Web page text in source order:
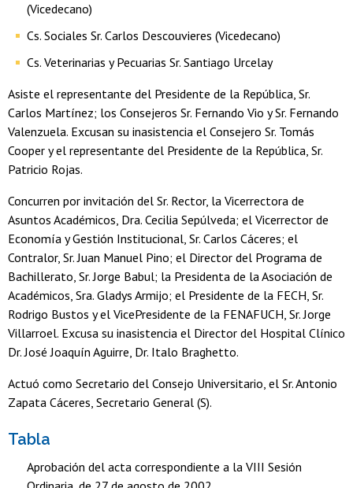
(Vicedecano)
Cs. Sociales Sr. Carlos Descouvieres (Vicedecano)
Cs. Veterinarias y Pecuarias Sr. Santiago Urcelay
Asiste el representante del Presidente de la República, Sr.
Carlos Martínez; los Consejeros Sr. Fernando Vio y Sr. Fernando
Valenzuela. Excusan su inasistencia el Consejero Sr. Tomás
Cooper y el representante del Presidente de la República, Sr.
Patricio Rojas.
Concurren por invitación del Sr. Rector, la Vicerrectora de
Asuntos Académicos, Dra. Cecilia Sepúlveda; el Vicerrector de
Economía y Gestión Institucional, Sr. Carlos Cáceres; el
Contralor, Sr. Juan Manuel Pino; el Director del Programa de
Bachillerato, Sr. Jorge Babul; la Presidenta de la Asociación de
Académicos, Sra. Gladys Armijo; el Presidente de la FECH, Sr.
Rodrigo Bustos y el VicePresidente de la FENAFUCH, Sr. Jorge
Villarroel. Excusa su inasistencia el Director del Hospital Clínico
Dr. José Joaquín Aguirre, Dr. Italo Braghetto.
Actuó como Secretario del Consejo Universitario, el Sr. Antonio
Zapata Cáceres, Secretario General (S).
Tabla
Aprobación del acta correspondiente a la VIII Sesión